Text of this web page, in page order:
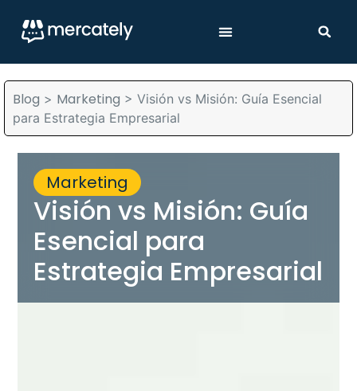
Blog > Marketing > Visión vs Misión: Guía Esencial
para Estrategia Empresarial
Marketing
Visión vs Misión: Guía
Esencial para
Estrategia Empresarial